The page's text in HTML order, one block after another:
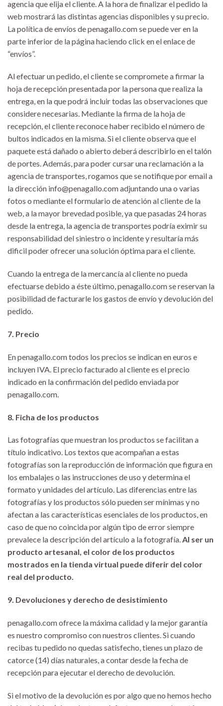
agencia que elija el cliente. A la hora de finalizar el pedido la
web mostrará las distintas agencias disponibles y su precio.
La política de envíos de penagallo.com se puede ver en la
parte inferior de la página haciendo click en el enlace de
“envíos”.
Al efectuar un pedido, el cliente se compromete a firmar la
hoja de recepción presentada por la persona que realiza la
entrega, en la que podrá incluir todas las observaciones que
considere necesarias. Mediante la firma de la hoja de
recepción, el cliente reconoce haber recibido el número de
bultos indicados en la misma. Si el cliente observa que el
paquete está dañado o abierto deberá describirlo en el talón
de portes. Además, para poder cursar una reclamación a la
agencia de transportes, rogamos que se notifique por email a
la dirección info@penagallo.com adjuntando una o varias
fotos o mediante el formulario de atención al cliente de la
web, a la mayor brevedad posible, ya que pasadas 24 horas
desde la entrega, la agencia de transportes podría eximir su
responsabilidad del siniestro o incidente y resultaría más
dificil poder ofrecer una solución óptima para el cliente.
Cuando la entrega de la mercancía al cliente no pueda
efectuarse debido a éste último, penagallo.com se reservan la
posibilidad de facturarle los gastos de envío y devolución del
pedido.
7. Precio
En penagallo.com todos los precios se indican en euros e
incluyen IVA. El precio facturado al cliente es el precio
indicado en la confirmación del pedido enviada por
penagallo.com.
8. Ficha de los productos
Las fotografías que muestran los productos se facilitan a
título indicativo. Los textos que acompañan a estas
fotografías son la reproducción de información que figura en
los embalajes o las instrucciones de uso y determina el
formato y unidades del artículo. Las diferencias entre las
fotografías y los productos sólo pueden ser mínimas y no
afectan a las características esenciales de los productos, en
caso de que no coincida por algún tipo de error siempre
prevalece la descripción del artículo a la fotografía.Al ser un
producto artesanal, el color de los productos
mostrados en la tienda virtual puede diferir del color
real del producto.
9. Devoluciones y derecho de desistimiento
penagallo.com ofrece la máxima calidad y la mejor garantía
es nuestro compromiso con nuestros clientes. Si cuando
recibas tu pedido no quedas satisfecho, tienes un plazo de
catorce (14) días naturales, a contar desde la fecha de
recepción para ejecutar el derecho de devolución.
Si el motivo de la devolución es por algo que no hemos hecho